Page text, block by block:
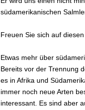
südamerikanischen
Freuen Sie sich auf
Etwas mehr über
Bereits vor der Trennung
es in Afrika und
immer noch neue Arten
interessant. Es sind aber